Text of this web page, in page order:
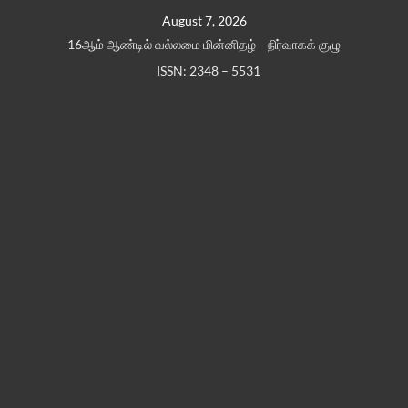
August 7, 2026
16ஆம் ஆண்டில் வல்லமை மின்னிதழ்
நிர்வாகக் குழு
ISSN: 2348 – 5531